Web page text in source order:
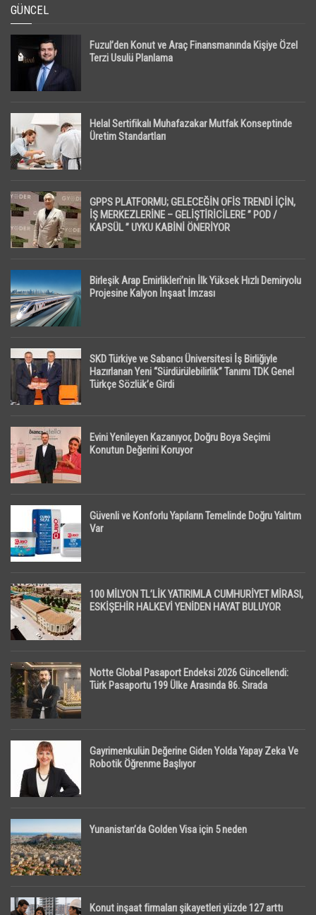
GÜNCEL
Fuzul’den Konut ve Araç Finansmanında Kişiye Özel
Terzi Usulü Planlama
Helal Sertifikalı Muhafazakar Mutfak Konseptinde
Üretim Standartları
GPPS PLATFORMU; GELECEĞİN OFİS TRENDİ İÇİN,
İŞ MERKEZLERİNE – GELİŞTİRİCİLERE ” POD /
KAPSÜL ” UYKU KABİNİ ÖNERİYOR
Birleşik Arap Emirlikleri’nin İlk Yüksek Hızlı Demiryolu
Projesine Kalyon İnşaat İmzası
SKD Türkiye ve Sabancı Üniversitesi İş Birliğiyle
Hazırlanan Yeni “Sürdürülebilirlik” Tanımı TDK Genel
Türkçe Sözlük’e Girdi
Evini Yenileyen Kazanıyor, Doğru Boya Seçimi
Konutun Değerini Koruyor
Güvenli ve Konforlu Yapıların Temelinde Doğru Yalıtım
Var
100 MİLYON TL’LİK YATIRIMLA CUMHURİYET MİRASI,
ESKİŞEHİR HALKEVİ YENİDEN HAYAT BULUYOR
Notte Global Pasaport Endeksi 2026 Güncellendi:
Türk Pasaportu 199 Ülke Arasında 86. Sırada
Gayrimenkulün Değerine Giden Yolda Yapay Zeka Ve
Robotik Öğrenme Başlıyor
Yunanistan’da Golden Visa için 5 neden
Konut inşaat firmaları şikayetleri yüzde 127 arttı